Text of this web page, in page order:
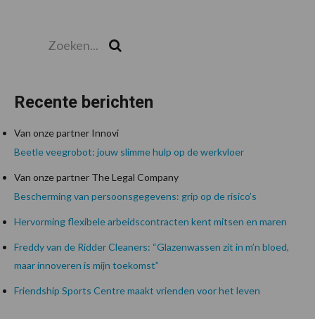
Recente berichten
Van onze partner Innovi
Beetle veegrobot: jouw slimme hulp op de werkvloer
Van onze partner The Legal Company
Bescherming van persoonsgegevens: grip op de risico’s
Hervorming flexibele arbeidscontracten kent mitsen en maren
Freddy van de Ridder Cleaners: “Glazenwassen zit in m’n bloed,
maar innoveren is mijn toekomst”
Friendship Sports Centre maakt vrienden voor het leven